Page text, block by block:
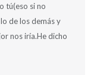
tú(eso si no
de los demás y
nos iría.He dicho